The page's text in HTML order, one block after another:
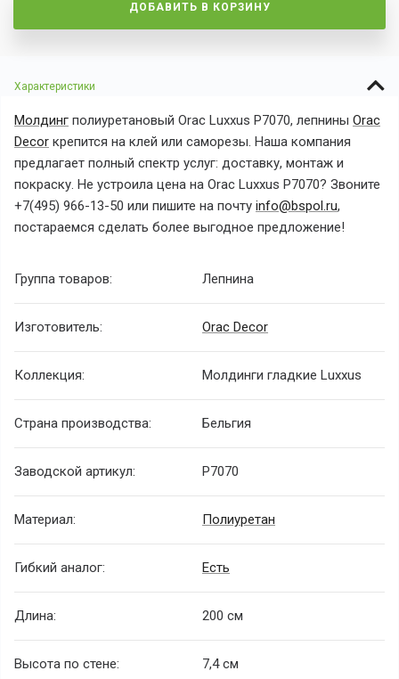
ДОБАВИТЬ В КОРЗИНУ
Характеристики
Молдинг полиуретановый Orac Luxxus P7070, лепнины Orac
Decor крепится на клей или саморезы. Наша компания
предлагает полный спектр услуг: доставку, монтаж и
покраску. Не устроила цена на Orac Luxxus P7070? Звоните
+7(495) 966-13-50 или пишите на почту info@bspol.ru,
постараемся сделать более выгодное предложение!
Группа товаров: Лепнина
Изготовитель: Orac Decor
Коллекция: Молдинги гладкие Luxxus
Страна производства: Бельгия
Заводской артикул: P7070
Материал: Полиуретан
Гибкий аналог: Есть
Длина: 200 см
Высота по стене: 7,4 см